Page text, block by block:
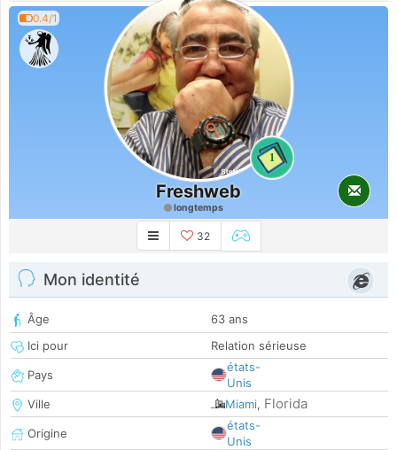
0.4/1
1
Freshweb
longtemps
32
Mon identité
Âge
63 ans
Ici pour
Relation sérieuse
Pays
états-
Unis
Ville
Miami, Florida
Origine
états-
Unis